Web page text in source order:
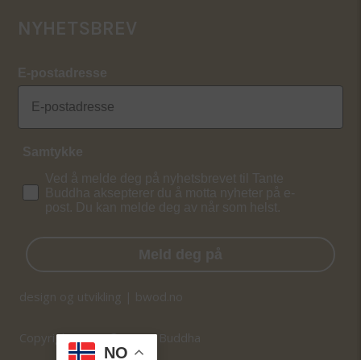
NYHETSBREV
E-postadresse
Samtykke
Ved å melde deg på nyhetsbrevet til Tante
Buddha aksepterer du å motta nyheter på e-
post. Du kan melde deg av når som helst.
Meld deg på
Copyright 2026 © Tante Buddha
design og utvikling | bwod.no
NO